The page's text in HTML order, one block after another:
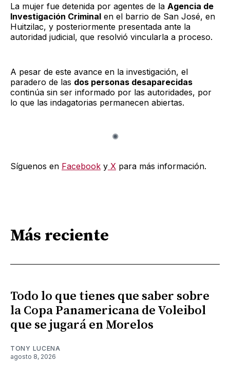
La mujer fue detenida por agentes de la Agencia de
Investigación Criminal en el barrio de San José, en
Huitzilac, y posteriormente presentada ante la
autoridad judicial, que resolvió vincularla a proceso.
A pesar de este avance en la investigación, el
paradero de las dos personas desaparecidas
continúa sin ser informado por las autoridades, por
lo que las indagatorias permanecen abiertas.
Síguenos en Facebook y X para más información.
Más reciente
Todo lo que tienes que saber sobre
la Copa Panamericana de Voleibol
que se jugará en Morelos
TONY LUCENA
agosto 8, 2026